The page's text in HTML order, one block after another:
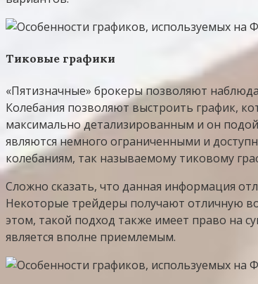
Тиковые графики
«Пятизначные» брокеры позволяют
Колебания позволяют выстроить график,
максимально детализированным и он
являются немного ограниченными и
колебаниям, так называемому тиковому
Сложно сказать, что данная информация
Некоторые трейдеры получают отличную
этом, такой подход также имеет право на
является вполне приемлемым.